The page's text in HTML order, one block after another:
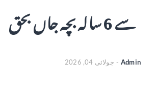
سے 6 سالہ بچہ جاں بحق
Admin
- جولائی 04, 2026